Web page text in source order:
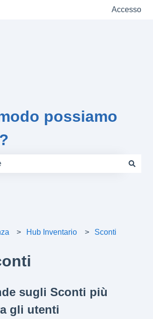
sottomenu per le traduzioni Accesso
possiamo
Hub Inventario Sconti
sugli Sconti più
gli utenti